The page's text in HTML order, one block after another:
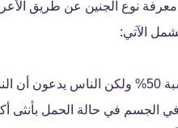
نوع الجنين عن طريق
الآتي:
النساء الحوامل يعانين من الغثيان الصباحي
الجسم في حالة الحمل بأنثى